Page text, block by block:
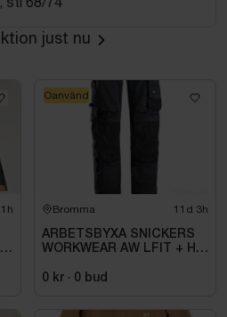
just nu
Bromma 11d 3h
ARBETSBYXA SNICKERS
WORKWEAR AW LFIT + HF
0 kr · 0 bud
Oanvänd